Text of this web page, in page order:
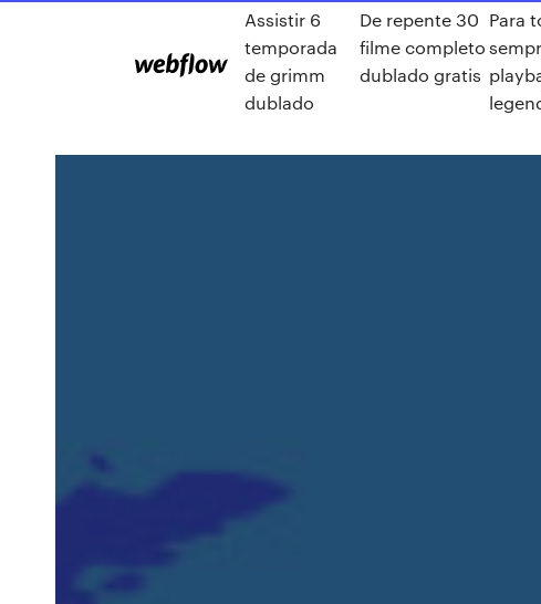
Assistir 6
temporada
de grimm
dublado
De repente 30
filme completo
dublado gratis
Para